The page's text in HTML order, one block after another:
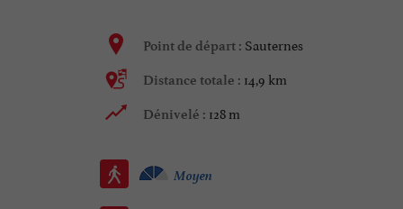
Point de départ : Sauternes
Distance totale : 14,9 km
Dénivelé : 128 m
Moyen